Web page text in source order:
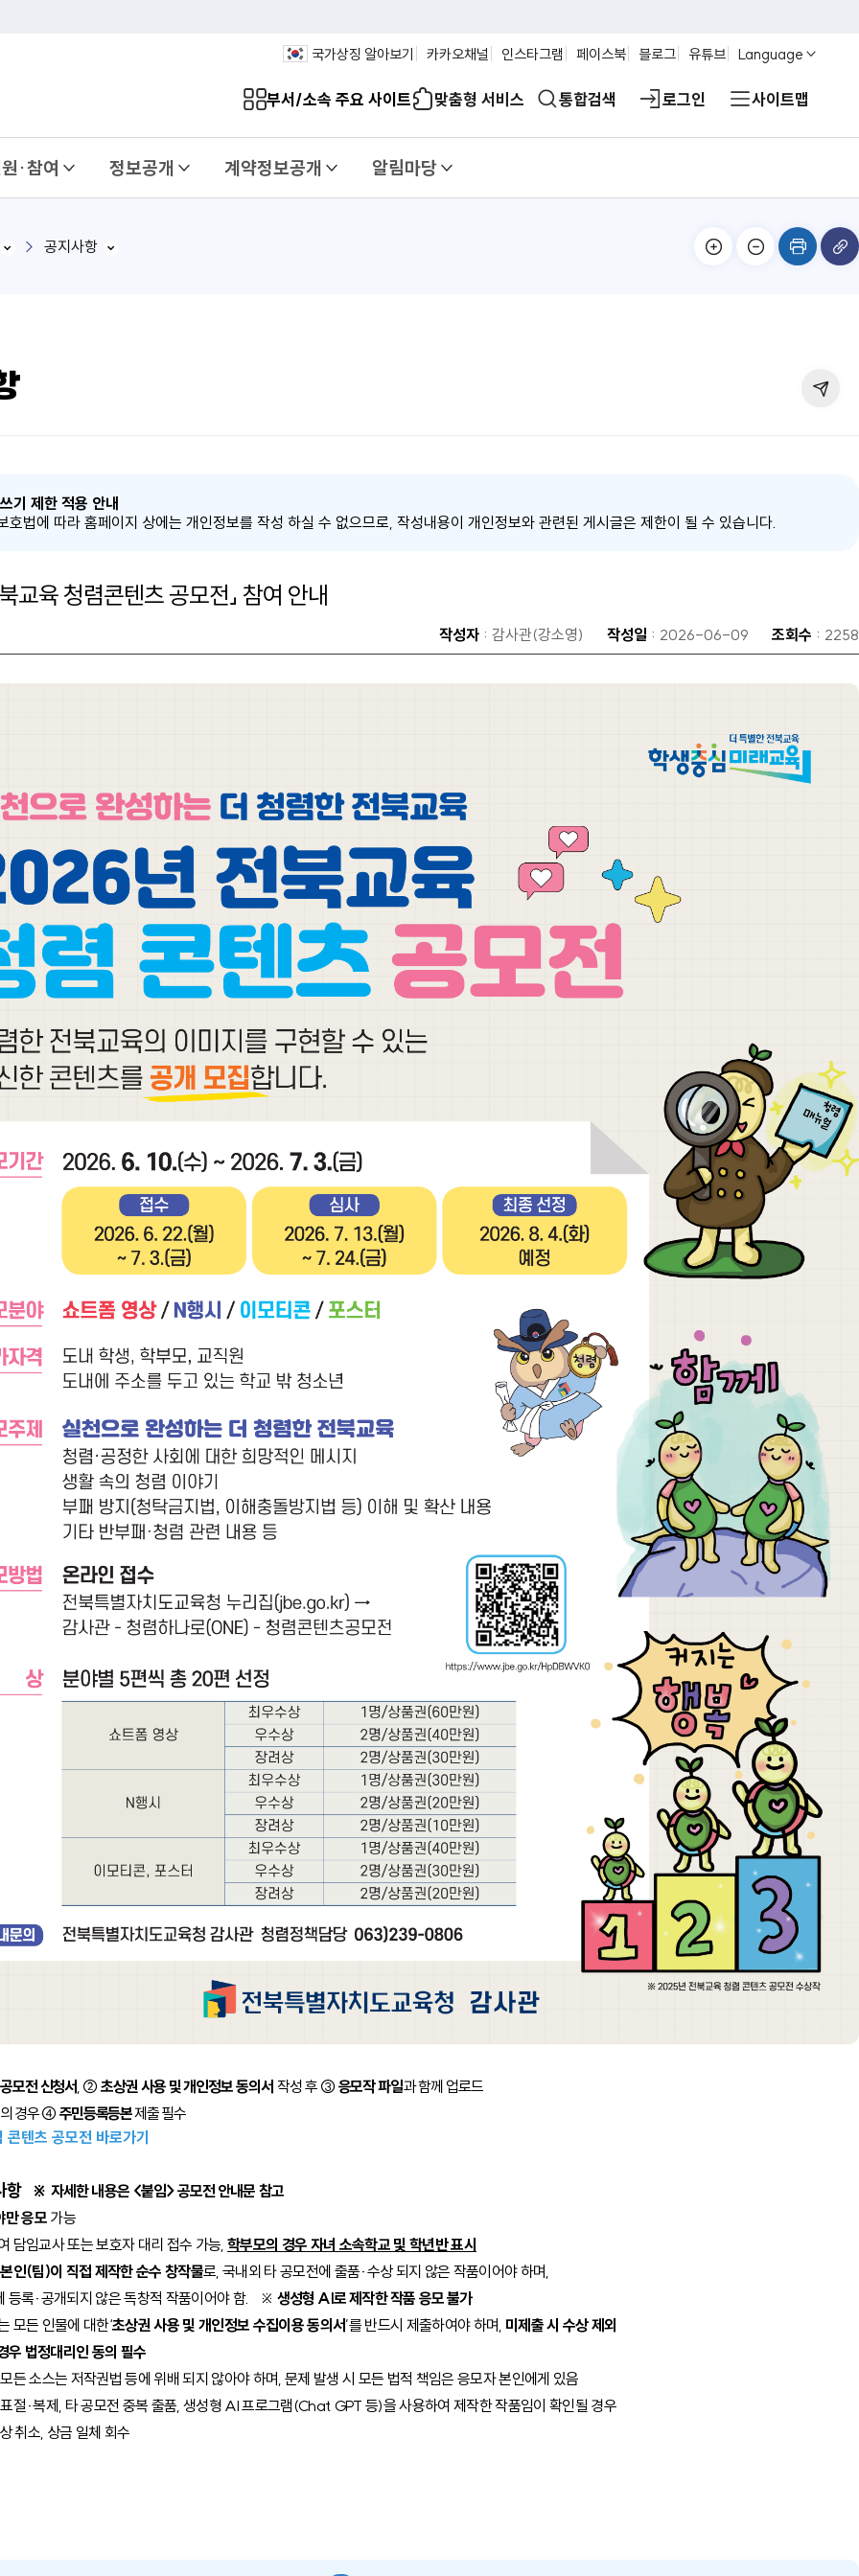
국가상징 알아보기 카카오채널 인스타그램 페이스북 블로그 유튜브 Language
부서/소속 주요 사이트 맞춤형 서비스 통합검색 로그인 사이트맵
·참여 정보공개 계약정보공개 알림마당
공지사항
기 제한 적용 안내
호법에 따라 홈페이지 상에는 개인정보를 작성 하실 수 없으므로, 작성내용이 개인정보와 관련된 게시글은 제한이 될 수 있습니다.
교육 청렴콘텐츠 공모전」 참여 안내
작성자 : 감사관(강소영) 작성일 : 2026-06-09 조회수 : 2258
공모전 신청서 ②초상권 사용 및 개인정보 동의서 작성 후 ③ 응모작 파일과 함께 업로드
경우④ 주민등록등본제출 필수
콘텐츠 공모전 바로가기
항※ 자세한 내용은 <붙임> 공모전 안내문 참고
만 응모 가능
담임교사 또는 보호자 대리 접수 가능,학부모의 경우 자녀 소속학교 및 학년반 표시
본인(팀)이 직접 제작한 순수 창작물로 ,국내외 타 공모전에 출품·수상 되지 않은 작품이어야 하며
등록·공개되지 않은 독창적 작품이어야 함. ※ 생성형 AI로 제작한 작품 응모 불가
모든 인물에 대한‘초상권 사용 및 개인정보 수집이용 동의서’를 반드시 제출하여야 하며 미제출 시 수상 제외
우 법정대리인 동의 필수
든 소스는 저작권법 등에 위배 되지 않아야 하며 ,문제 발생 시 모든 법적 책임은 응모자 본인에게 있음
절 ·복제 타 공모전 중복 출품 ,생성형 AI프로그램(Chat GPT등)을 사용하여 제작한 작품임이 확인될 경우
취소 상금 일체 회수